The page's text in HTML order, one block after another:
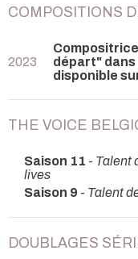
COMPOSITIONS
2023
départ" dans
disponible
THE VOICE
Saison 11 - Talent
lives
Saison 9 - Talent
DOUBLAGES